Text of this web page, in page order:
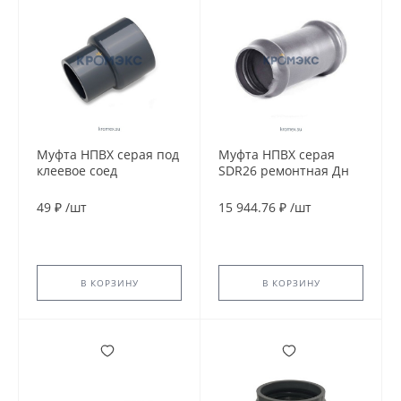
Муфта НПВХ серая под
клеевое соед
50х40х32 Ру10
49 ₽ /шт
В КОРЗИНУ
Муфта НПВХ серая
SDR26 ремонтная Дн
к15 944.76 ₽ /шт
В КОРЗИНУ